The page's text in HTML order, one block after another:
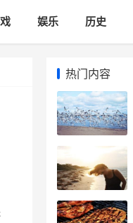
娱乐 历史
热门内容